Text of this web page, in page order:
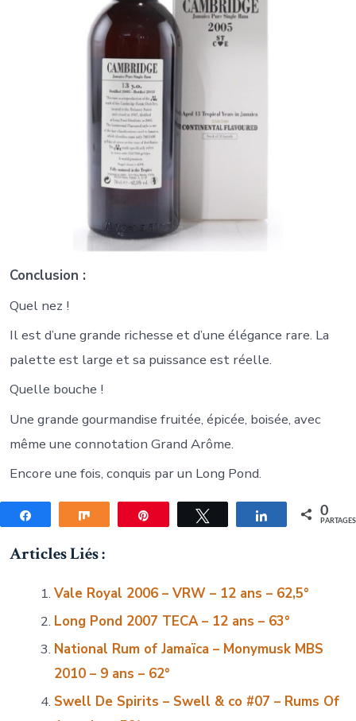
Conclusion :
Quel nez !
Il est d’une grande richesse et d’une élégance rare. La
palette est large et sa puissance est réelle.
Quelle bouche !
Une grande gourmandise fruitée, épicée, boisée, avec
même une connotation Grand Arôme.
Encore une fois, conquis par un Long Pond.
Partagez Partagez Tweetez Partagez 0
PARTAGES
Articles Liés :
Vale Royal 2006 – VRW – 12 ans – 62,5°
Long Pond 2007 TECA – 12 ans – 63°
National Rum of Jamaïca – Monymusk MBS
2010 – 9 ans – 62°
Swell De Spirits – Swell & co #07 – Rums Of